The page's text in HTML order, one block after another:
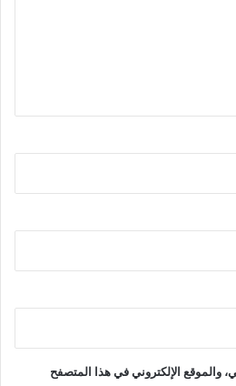
والموقع الإلكتروني في هذا المتصفح